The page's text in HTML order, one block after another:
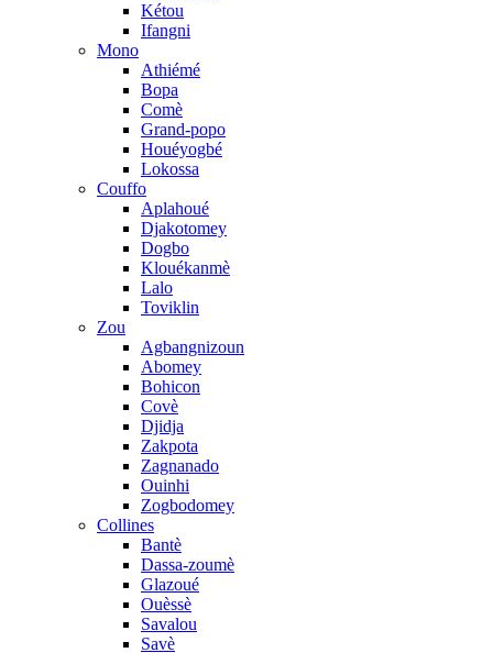
Kétou
Ifangni
Mono
Athiémé
Bopa
Comè
Grand-popo
Houéyogbé
Lokossa
Couffo
Aplahoué
Djakotomey
Dogbo
Klouékanmè
Lalo
Toviklin
Zou
Agbangnizoun
Abomey
Bohicon
Covè
Djidja
Zakpota
Zagnanado
Ouinhi
Zogbodomey
Collines
Bantè
Dassa-zoumè
Glazoué
Ouèssè
Savalou
Savè